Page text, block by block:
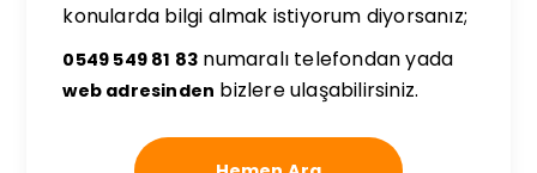
konularda bilgi almak istiyorum diyorsanız;
0549 549 81 83 numaralı telefondan yada
web adresinden bizlere ulaşabilirsiniz.